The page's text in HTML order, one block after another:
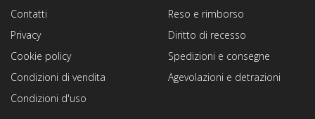
Reso e rimborso
Diritto di recesso
Spedizioni e consegne
Agevolazioni e detrazioni
Contatti
Privacy
Cookie policy
Condizioni di vendita
Condizioni d'uso